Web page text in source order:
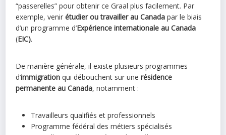
“passerelles” pour obtenir ce Graal plus facilement. Par
exemple, venirétudier ou travailler au Canada par le biais
d’un programme d’Expérience internationale au Canada
(EIC).
De manière générale, il existe plusieurs programmes
d’immigration qui débouchent sur une résidence
permanente au Canada, notamment :
Travailleurs qualifiés et professionnels
Programme fédéral des métiers spécialisés